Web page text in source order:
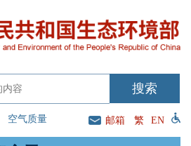
空气质量 邮箱 繁 EN